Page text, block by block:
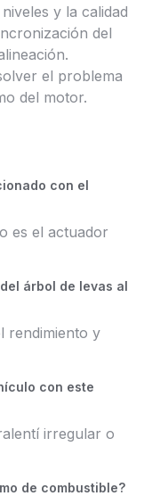
y la calidad
del
el problema
del motor.
con el
es el actuador
árbol de levas al
rendimiento y
con este
irregular o
de combustible?